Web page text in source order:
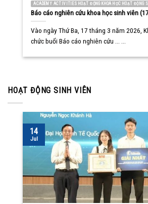
ACADEMY ACTIVITIES HOẠT ĐỘNG KHOA HỌC HOẠT ĐỘNG
Báo cáo nghiên cứu khoa học sinh viên
Vào ngày Thứ Ba, 17 tháng 3 năm 2026,
chức buổi Báo cáo nghiên cứu ... ...
HOẠT ĐỘNG SINH VIÊN
14
Jul